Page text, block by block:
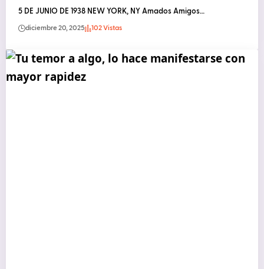
5 DE JUNIO DE 1938 NEW YORK, NY Amados Amigos…
diciembre 20, 2025 102 Vistas